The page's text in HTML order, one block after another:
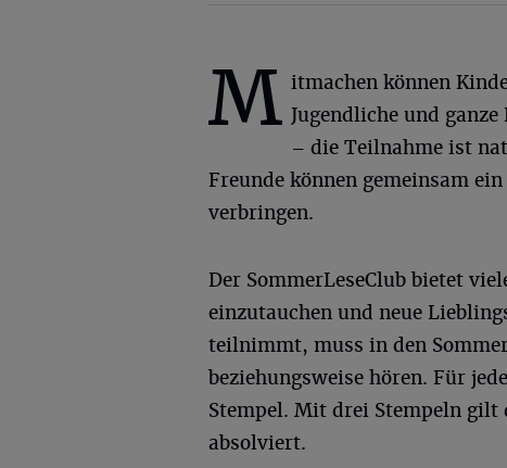
M itmachen können
Jugendliche und
– die Teilnahme ist
Freunde können gemeinsam
verbringen.
Der SommerLeseClub bietet
einzutauchen und neue
teilnimmt, muss in den
beziehungsweise hören. Für
Stempel. Mit drei Stempeln gilt
absolviert.